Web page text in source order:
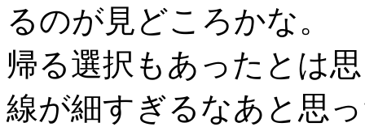
るのが見どころかな。
帰る選択もあったとは
線が細すぎるなあと思